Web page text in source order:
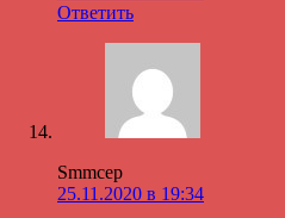
Ответить
Smmcep
25.11.2020 в 19:34